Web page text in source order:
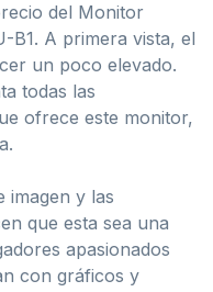
del Monitor
B1. A primera vista, el
un poco elevado.
todas las
ofrece este monitor,
imagen y las
que esta sea una
apasionados
con gráficos y